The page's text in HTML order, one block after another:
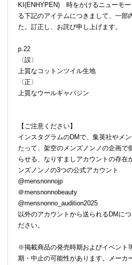
KI(ENHYPEN) 時をかけるニューモ
る下記のアイテムにつきまして、一部
た。訂正し、お詫び申し上げます。
p.22
〈誤〉
上質なコットンツイル生地
〈正〉
上質なウールギャバジン
【ご注意ください】
インスタグラムのDMで、集英社やメ
たって、架空のメンズノンノの企画で
らせる、なりすましアカウントの存在
ンズノンノの3つの公式アカウント
@mensnonnojp
＠mensnonnobeauty
@mensnonno_audition2025
以外のアカウントから送られるDMに
ださい。
※掲載商品の発売時期およびイベント
期・中止の可能性があります。メーカ